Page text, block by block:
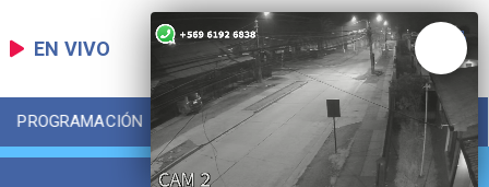
EN VIVO
PROGRAMACIÓN LOCAL DEPORTES